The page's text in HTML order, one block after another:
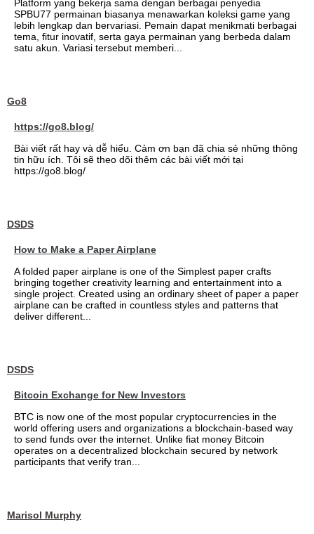
Platform yang bekerja sama dengan berbagai penyedia
SPBU77 permainan biasanya menawarkan koleksi game yang
lebih lengkap dan bervariasi. Pemain dapat menikmati berbagai
tema, fitur inovatif, serta gaya permainan yang berbeda dalam
satu akun. Variasi tersebut memberi...
Go8
https://go8.blog/
Bài viết rất hay và dễ hiểu. Cảm ơn bạn đã chia sẻ những thông
tin hữu ích. Tôi sẽ theo dõi thêm các bài viết mới tại
https://go8.blog/
DSDS
How to Make a Paper Airplane
A folded paper airplane is one of the Simplest paper crafts
bringing together creativity learning and entertainment into a
single project. Created using an ordinary sheet of paper a paper
airplane can be crafted in countless styles and patterns that
deliver different...
DSDS
Bitcoin Exchange for New Investors
BTC is now one of the most popular cryptocurrencies in the
world offering users and organizations a blockchain-based way
to send funds over the internet. Unlike fiat money Bitcoin
operates on a decentralized blockchain secured by network
participants that verify tran...
Marisol Murphy